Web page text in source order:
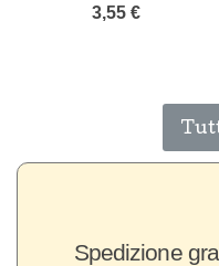
4,09 €
Spedizione